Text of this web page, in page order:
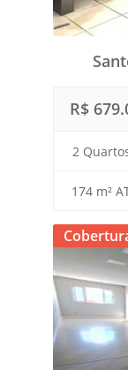
R$
2
174 m²